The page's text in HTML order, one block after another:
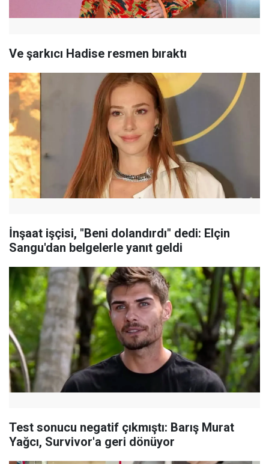
Ve şarkıcı Hadise resmen bıraktı
İnşaat işçisi, "Beni dolandırdı" dedi: Elçin
Sangu'dan belgelerle yanıt geldi
Test sonucu negatif çıkmıştı: Barış Murat
Yağcı, Survivor'a geri dönüyor